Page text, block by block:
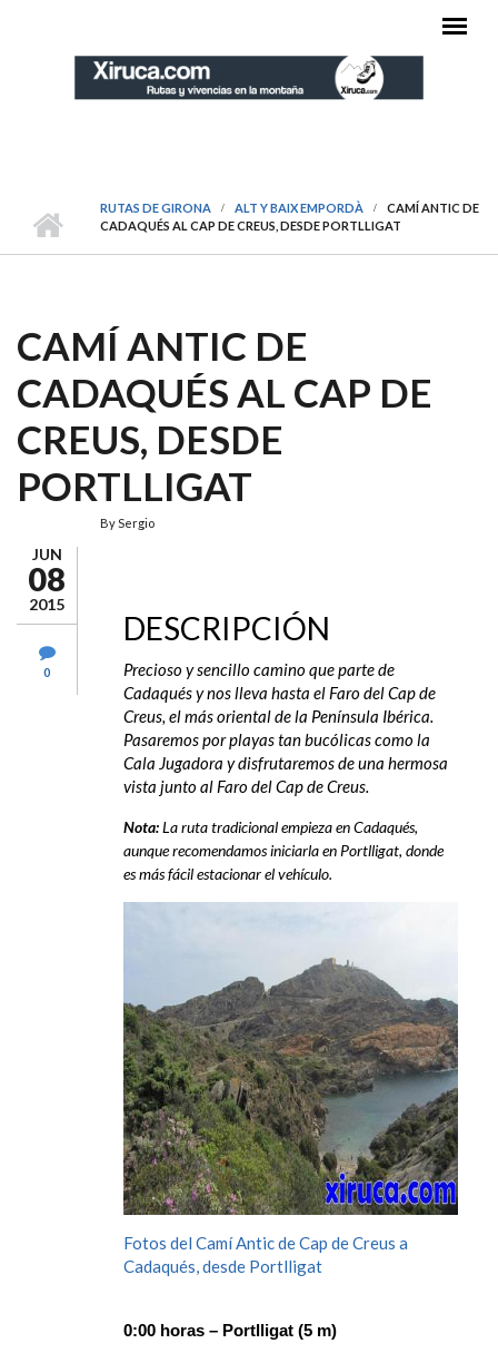
RUTAS DE GIRONA ALT Y BAIX EMPORDÀ
CAMÍ ANTIC DE
CADAQUÉS AL CAP DE CREUS, DESDE PORTLLIGAT
CAMÍ ANTIC DE
CADAQUÉS AL CAP DE
CREUS, DESDE
PORTLLIGAT
JUN
08
2015
0
BySergio
DESCRIPCIÓN
Precioso y sencillo camino que parte de
Cadaqués y nos lleva hasta el Faro del Cap de
Creus, el más oriental de la Península Ibérica.
Pasaremos por playas tan bucólicas como la
Cala Jugadora y disfrutaremos de una hermosa
vista junto al Faro del Cap de Creus.
Nota:La ruta tradicional empieza en Cadaqués,
aunque recomendamos iniciarla en Portlligat, donde
es más fácil estacionar el vehículo.
Fotos del Camí Antic de Cap de Creus a
Cadaqués, desde Portlligat
0:00 horas – Portlligat (5 m)